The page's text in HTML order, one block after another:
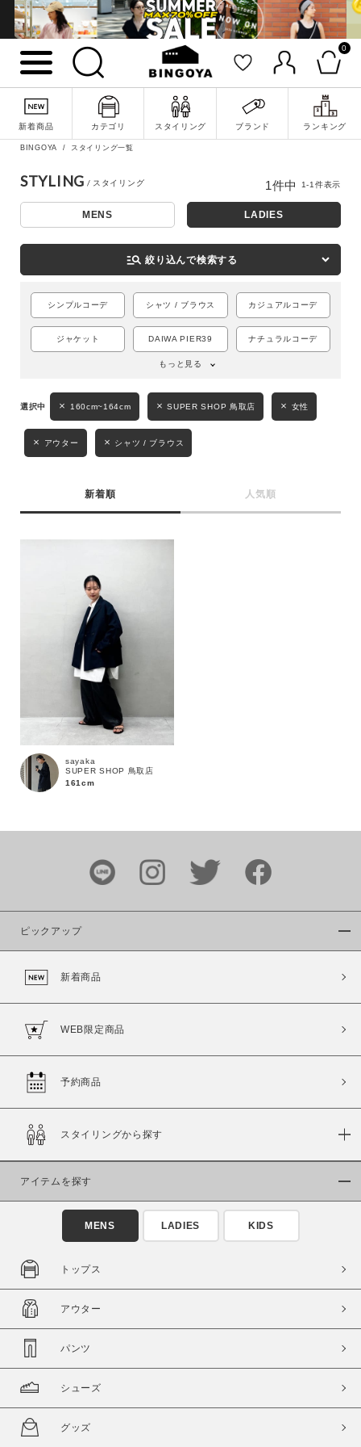
0
新着商品 カテゴリ スタイリング ブランド ランキング
詳細検索
キーワード
MENS LADIES KIDS
カテゴリ
商品タイプ
セール価格
在庫
BINGOYA スタイリング一覧
STYLING
MENS LADIES
manage_search 絞り込んで検索する
シンプルコーデ シャツ / ブラウス カジュアルコーデ
ジャケット DAIWA PIER39 ナチュラルコーデ
もっと見る
160cm~164cm SUPER SHOP 鳥取店 女性
アウター シャツ / ブラウス
新着順 人気順
1件中 1-1件表示
sayaka
SUPER SHOP 鳥取店
161cm
ピックアップ
新着商品
WEB限定商品
予約商品
スタイリングから探す
アイテムを探す
MENS LADIES KIDS
トップス
アウター
パンツ
シューズ
グッズ